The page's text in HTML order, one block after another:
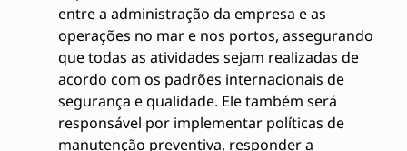
entre a administração da empresa e as
operações no mar e nos portos, assegurando
que todas as atividades sejam realizadas de
acordo com os padrões internacionais de
segurança e qualidade. Ele também será
responsável por implementar políticas de
manutenção preventiva, responder a